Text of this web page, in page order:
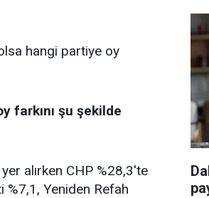
hangi partiye oy
farkını şu şekilde
alırken CHP %28,3'te
%7,1, Yeniden Refah